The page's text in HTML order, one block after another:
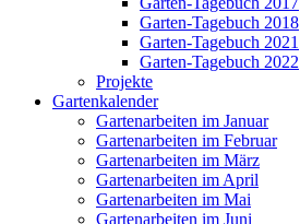
Garten-Tagebuch 2018
Garten-Tagebuch 2021
Garten-Tagebuch 2022
Projekte
Gartenkalender
Gartenarbeiten im Januar
Gartenarbeiten im Februar
Gartenarbeiten im März
Gartenarbeiten im April
Gartenarbeiten im Mai
Gartenarbeiten im Juni